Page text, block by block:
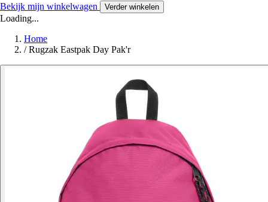
Bekijk mijn winkelwagen Verder winkelen
Loading...
Home
/ Rugzak Eastpak Day Pak'r